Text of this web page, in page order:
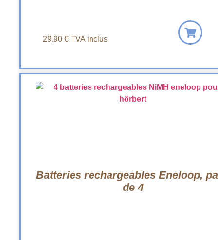
29,90 € TVA inclus
Batteries rechargeables Eneloop,
de 4